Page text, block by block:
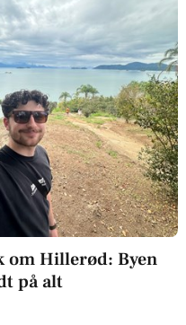
om Hillerød: Byen
på alt